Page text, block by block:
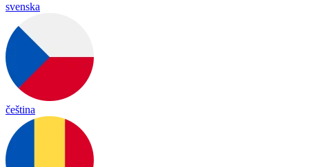
svenska
čeština